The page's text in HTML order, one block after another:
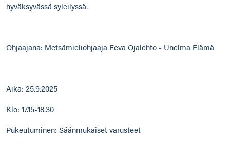
hyväksyvässä syleilyssä.
Ohjaajana: Metsämieliohjaaja Eeva Ojalehto - Unelma Elämä
Aika: 25.9.2025
Klo: 17.15-18.30
Pukeutuminen: Säänmukaiset varusteet